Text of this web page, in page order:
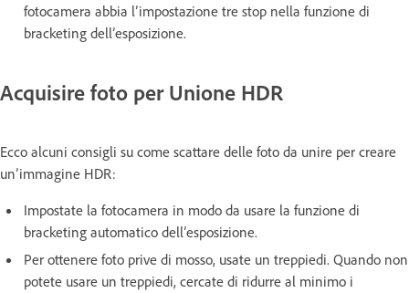
fotocamera abbia l’impostazione tre stop nella funzione di
bracketing dell’esposizione.
Acquisire foto per Unione HDR
Ecco alcuni consigli su come scattare delle foto da unire per creare
un’immagine HDR:
Impostate la fotocamera in modo da usare la funzione di
bracketing automatico dell’esposizione.
Per ottenere foto prive di mosso, usate un treppiedi. Quando non
potete usare un treppiedi, cercate di ridurre al minimo i